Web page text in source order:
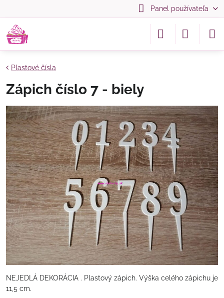
Panel používateľa
Plastové čísla
Zápich číslo 7 - biely
NEJEDLÁ DEKORÁCIA . Plastový zápich. Výška celého zápichu je
11,5 cm.